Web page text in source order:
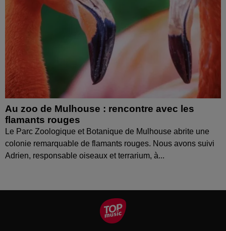
Au zoo de Mulhouse : rencontre avec les
flamants rouges
Le Parc Zoologique et Botanique de Mulhouse abrite une
colonie remarquable de flamants rouges. Nous avons suivi
Adrien, responsable oiseaux et terrarium, à...